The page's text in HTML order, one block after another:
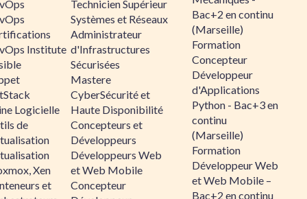
Institute
Logicielle
de
Xen
et
Technicien Supérieur
Systèmes et Réseaux
Administrateur
d'Infrastructures
Sécurisées
Mastere
CyberSécurité et
Haute Disponibilité
Concepteurs et
Développeurs
Développeurs Web
et Web Mobile
Concepteur
Bac+2 en continu
(Marseille)
Formation
Concepteur
Développeur
d'Applications
Python - Bac+3 en
continu
(Marseille)
Formation
Développeur Web
et Web Mobile –
Bac+2 en continu